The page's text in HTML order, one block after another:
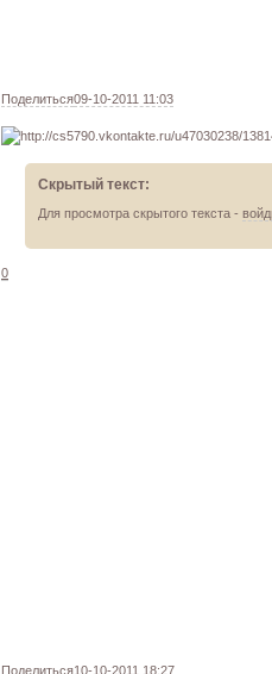
Поделиться09-10-2011 11:03
Скрытый текст:
Для просмотра скрытого текста -
0
Поделиться10-10-2011 18:27